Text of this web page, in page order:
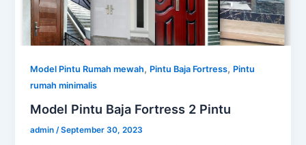
Model Pintu Rumah mewah, Pintu Baja Fortress, Pintu
rumah minimalis
Model Pintu Baja Fortress 2 Pintu
admin/September 30, 2023